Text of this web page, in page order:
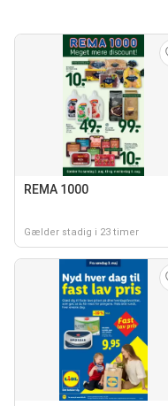
REMA 1000
Gælder stadig i 23 timer